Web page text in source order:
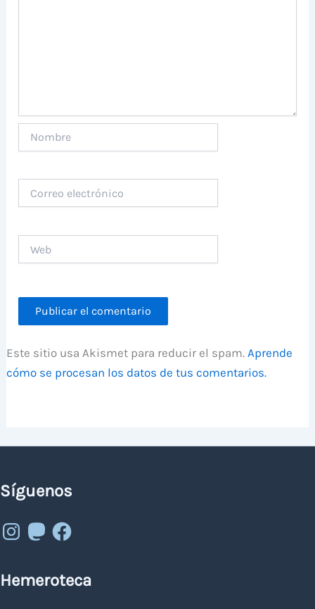
electrónico
Este sitio usa Akismet para reducir el spam.Aprende
cómo se procesan los datos de tus comentarios.
Síguenos
Instagram
MastodonFacebook
Hemeroteca